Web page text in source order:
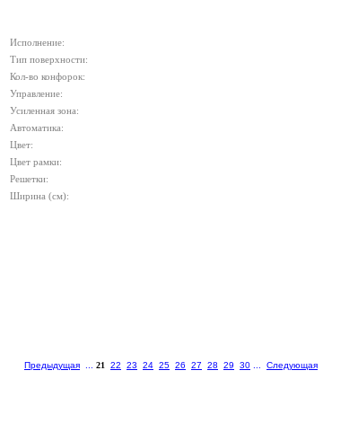
Исполнение:
Тип поверхности:
Кол-во конфорок:
Управление:
Усиленная зона:
Автоматика:
Цвет:
Цвет рамки:
Решетки:
Ширина (см):
Предыдущая 21 22 23 24 25 26 27 28 29 30 Следующая